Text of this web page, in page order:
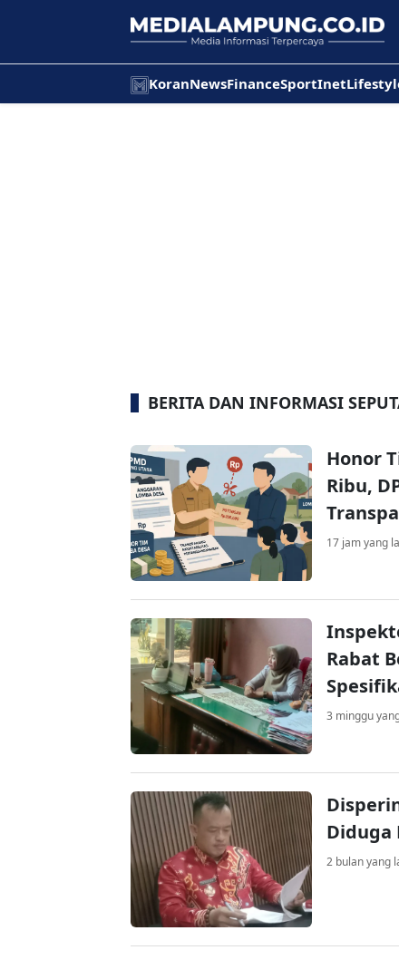
KoranNewsFinanceSportInet
BERITA DAN INFORMASI
Honor
Ribu,
17 jam yang
Rabat
3 minggu
Diduga
2 bulan yang